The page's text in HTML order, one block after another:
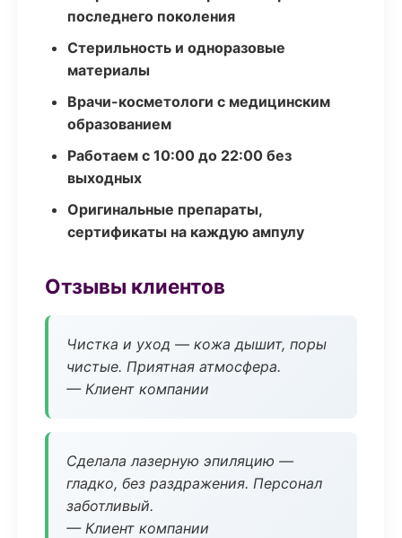
последнего поколения
Стерильность и одноразовые
материалы
Врачи-косметологи с медицинским
образованием
Работаем с 10:00 до 22:00 без
выходных
Оригинальные препараты,
сертификаты на каждую ампулу
Отзывы клиентов
Чистка и уход — кожа дышит, поры
чистые. Приятная атмосфера.
— Клиент компании
Сделала лазерную эпиляцию —
гладко, без раздражения. Персонал
заботливый.
— Клиент компании